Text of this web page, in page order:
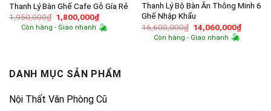
Thanh Lý Bàn Ghế Cafe Gỗ Gía Rẻ
1,950,000₫ Giá
gốc
là:
1,800,000₫Giá
hiện
tại
Còn hàng - Giao nhanh
Thanh Lý Bộ Bàn Ăn Thông Minh 6
Ghế Nhập Khẩu
16,600,000₫ Giá
gốc
là:
14,060,000₫Giá
hiện
Còn hàng - Giao nhanh
DANH MỤC SẢN PHẨM
Nội Thất Văn Phòng Cũ